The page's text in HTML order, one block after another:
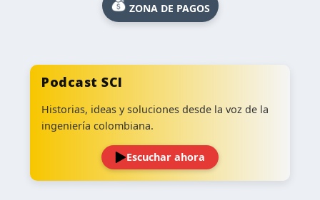
ZONA DE PAGOS
Podcast SCI
Historias, ideas y soluciones desde la voz de la
ingeniería colombiana.
Escuchar ahora